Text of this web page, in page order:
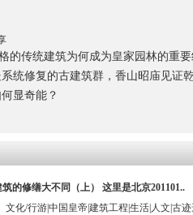
的传统建筑为何成为皇家园林的重
统修复的古建筑群，香山昭庙见证
显奇能？
的修缮大不同（上） 这里是北京201101..
文化/行游|中国皇帝|建筑工程|生活|人文|古